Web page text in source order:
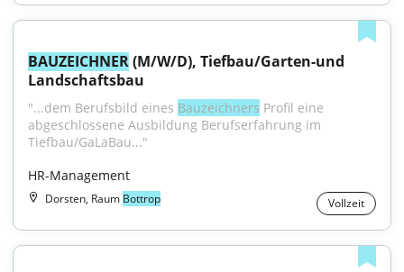
BAUZEICHNER (M/W/D), Tiefbau/Garten-und
Landschaftsbau
"...dem Berufsbild eines Bauzeichners Profil eine
abgeschlossene Ausbildung Berufserfahrung im
Tiefbau/GaLaBau..."
HR-Management
Dorsten, Raum Bottrop Vollzeit